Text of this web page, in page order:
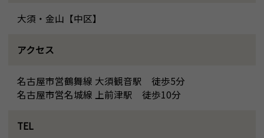
大須・金山【中区】
アクセス
名古屋市営鶴舞線 大須観音駅 徒歩5分
名古屋市営名城線 上前津駅 徒歩10分
TEL